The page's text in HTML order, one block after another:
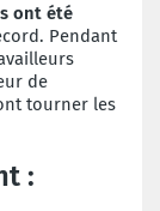
ont été
Pendant
de
tourner les
: